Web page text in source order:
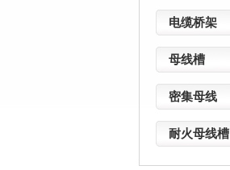
电缆桥架
母线槽
密集母线
耐火母线槽